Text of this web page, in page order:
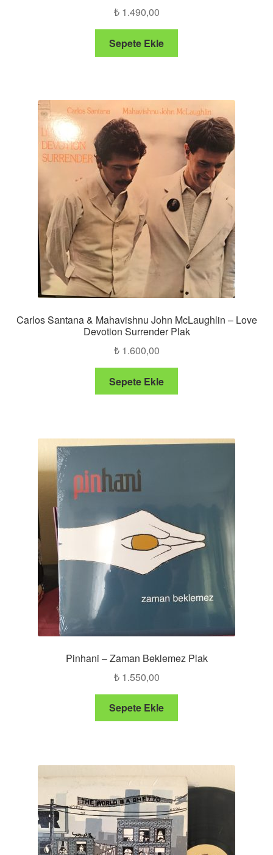
₺1.490,00
Sepete Ekle
Carlos Santana & Mahavishnu John McLaughlin – Love
Devotion Surrender Plak
₺1.600,00
Sepete Ekle
Pinhani – Zaman Beklemez Plak
₺1.550,00
Sepete Ekle